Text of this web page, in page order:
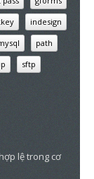
indesign
path
sftp
lệ trong cơ